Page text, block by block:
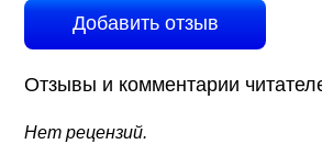
Добавить отзыв
Отзывы и комментарии
Нет рецензий.